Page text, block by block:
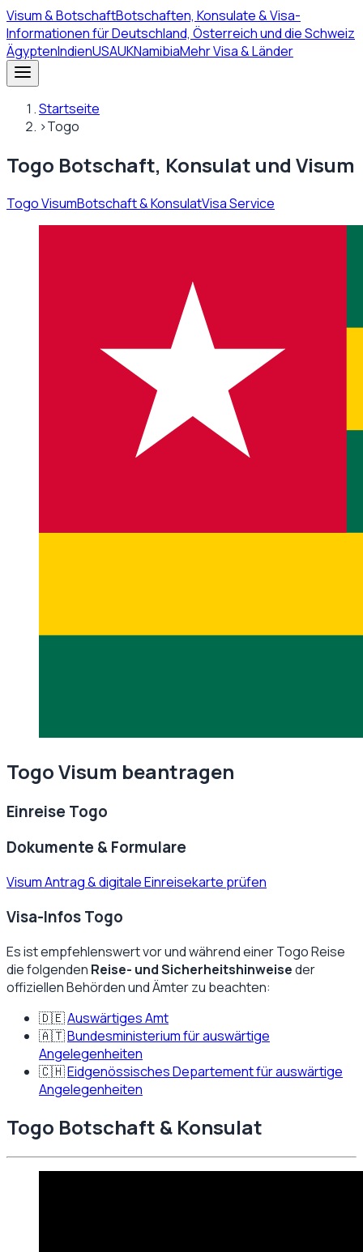
Visum& BotschaftBotschaften, Konsulate & Visa-
Informationen für Deutschland, Österreich und die Schweiz
ÄgyptenIndienUSAUKNamibiaMehr Visa & Länder
Startseite
›Togo
Togo Botschaft, Konsulat und Visum
Togo VisumBotschaft & KonsulatVisa Service
TogoVisum beantragen
Einreise Togo
Dokumente & Formulare
Visum Antrag & digitale Einreisekarte prüfen
Visa-Infos Togo
Es ist empfehlenswert vor und während einerTogoReise
die folgenden Reise- und Sicherheitshinweiseder
offiziellen Behörden und Ämter zu beachten:
🇩🇪Auswärtiges Amt
🇦🇹Bundesministerium für auswärtige
Angelegenheiten
🇨🇭Eidgenössisches Departement für auswärtige
Angelegenheiten
Togo Botschaft & Konsulat